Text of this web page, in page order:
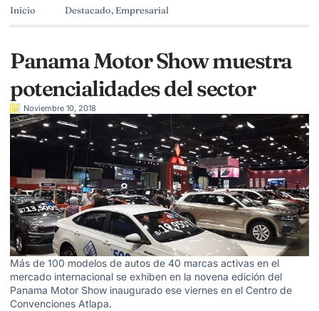
Inicio Destacado, Empresarial
Panama Motor Show muestra
potencialidades del sector
Noviembre 10, 2018
Más de 100 modelos de autos de 40 marcas activas en el
mercado internacional se exhiben en la novena edición del
Panama Motor Show inaugurado ese viernes en el Centro de
Convenciones Atlapa.